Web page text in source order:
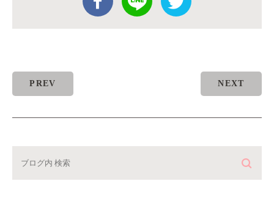
PREV NEXT